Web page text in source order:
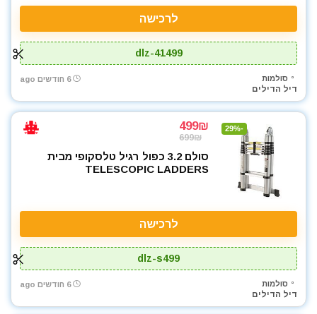
לרכישה
dlz-41499
סולמות
דיל הדילים
6 חודשים ago
-29%
499₪
699₪
סולם 3.2 כפול רגיל טלסקופי מבית
TELESCOPIC LADDERS
לרכישה
dlz-s499
סולמות
דיל הדילים
6 חודשים ago